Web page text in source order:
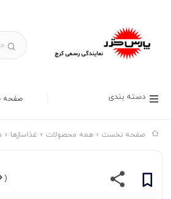
دسته بندی صفحه
صفحه نخست همه محصولات غذاسازها
(